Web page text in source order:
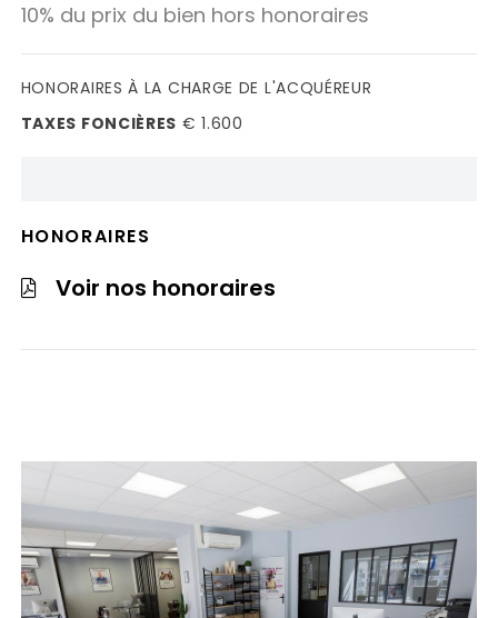
10% du prix du bien hors honoraires
HONORAIRES À LA CHARGE DE L'ACQUÉREUR
TAXES FONCIÈRES € 1.600
HONORAIRES
Voir nos honoraires